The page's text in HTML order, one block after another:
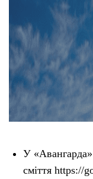
У
сміття https://